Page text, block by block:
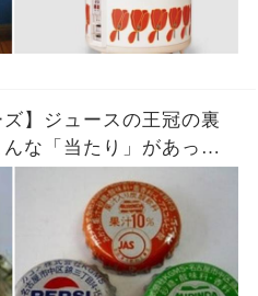
ズ】ジュースの王冠の裏
な「当たり」があった
？